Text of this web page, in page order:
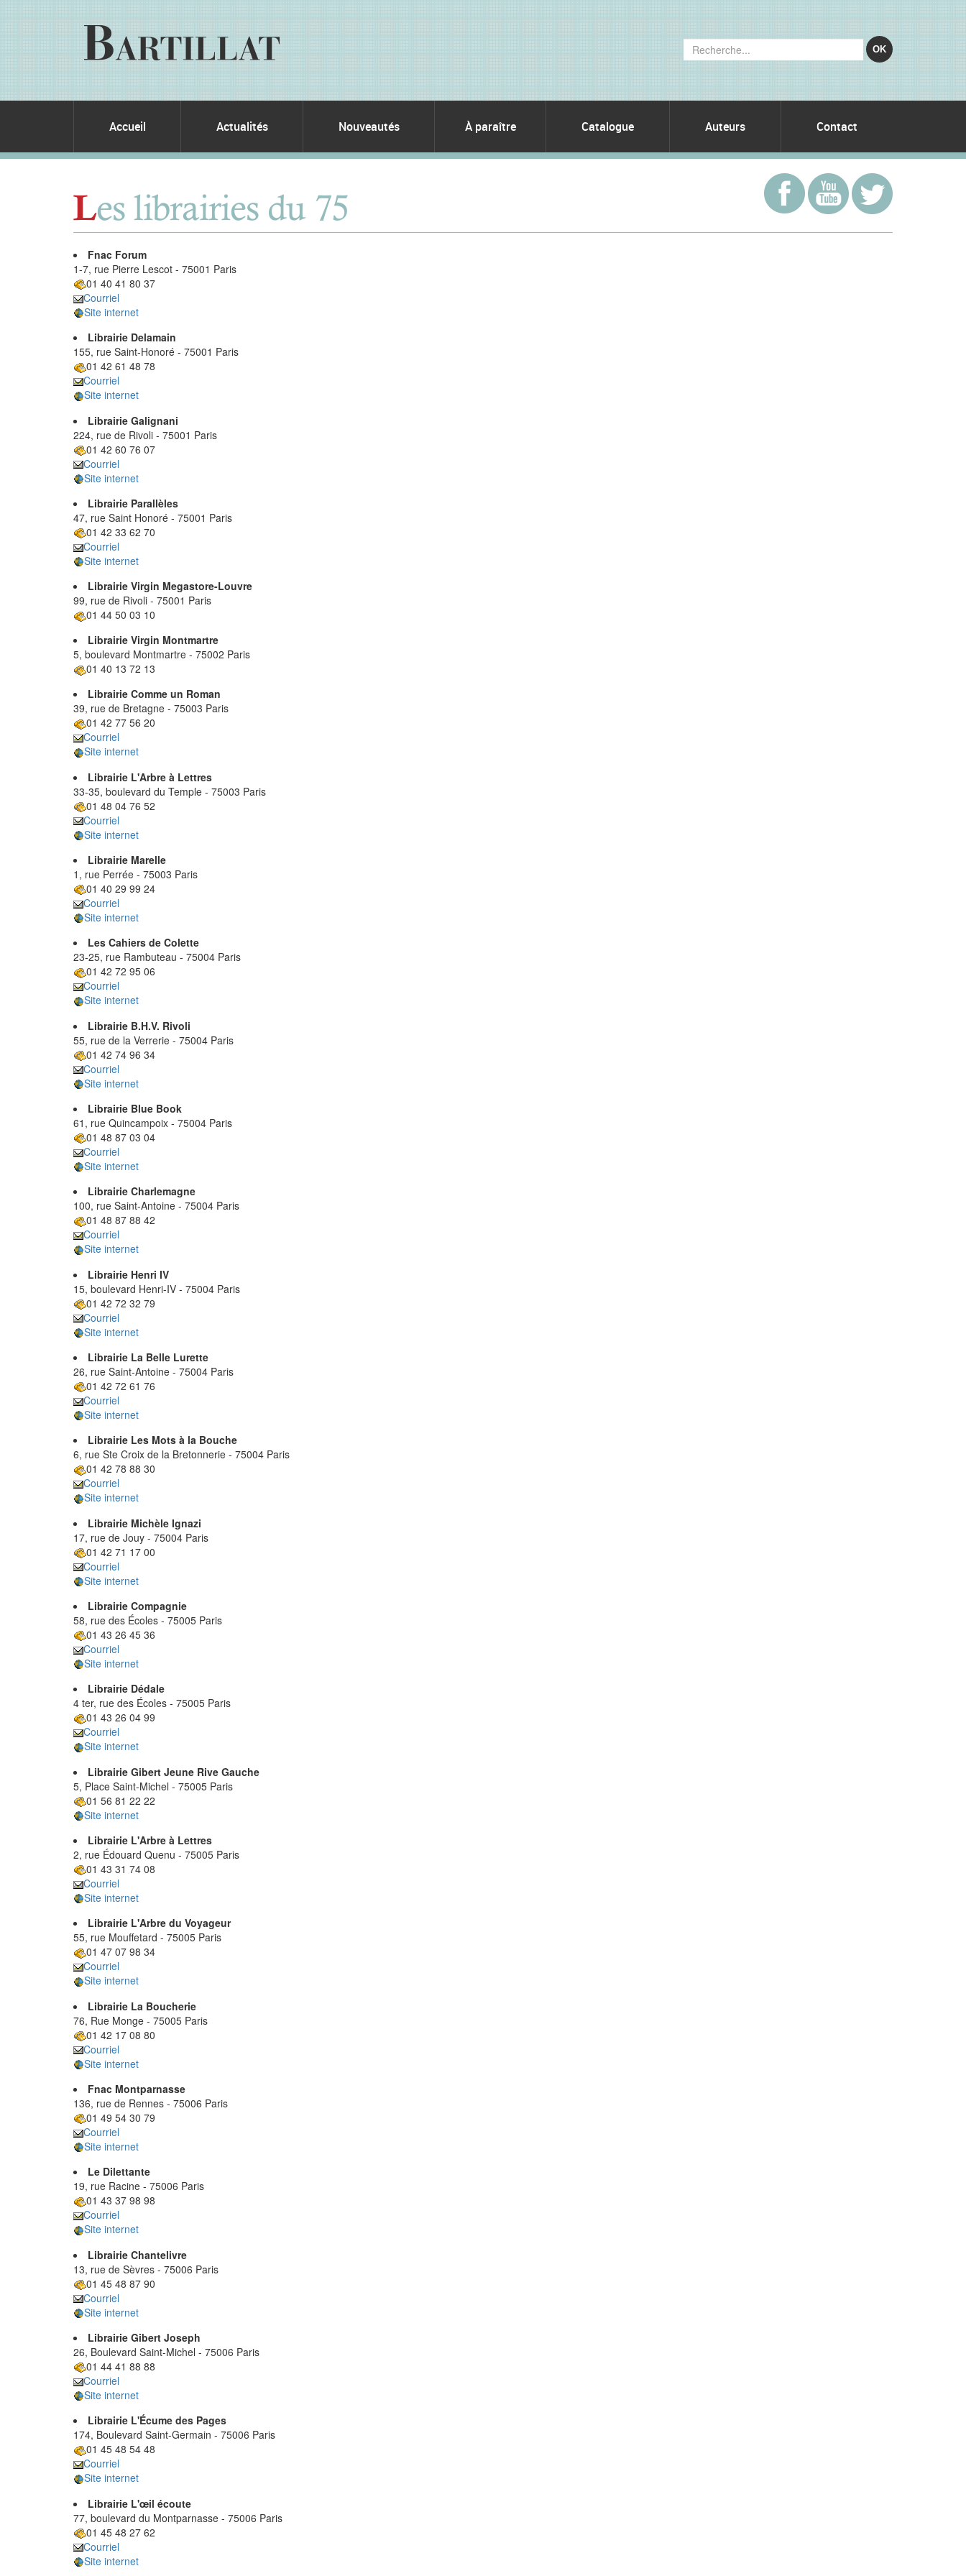
OK
Accueil Actualités Nouveautés À paraître Catalogue Auteurs Contact
Les librairies du 75
Fnac Forum
1-7, rue Pierre Lescot - 75001 Paris
01 40 41 80 37
Courriel
Site internet
Librairie Delamain
155, rue Saint-Honoré - 75001 Paris
01 42 61 48 78
Courriel
Site internet
Librairie Galignani
224, rue de Rivoli - 75001 Paris
01 42 60 76 07
Courriel
Site internet
Librairie Parallèles
47, rue Saint Honoré - 75001 Paris
01 42 33 62 70
Courriel
Site internet
Librairie Virgin Megastore-Louvre
99, rue de Rivoli - 75001 Paris
01 44 50 03 10
Librairie Virgin Montmartre
5, boulevard Montmartre - 75002 Paris
01 40 13 72 13
Librairie Comme un Roman
39, rue de Bretagne - 75003 Paris
01 42 77 56 20
Courriel
Site internet
Librairie L'Arbre à Lettres
33-35, boulevard du Temple - 75003 Paris
01 48 04 76 52
Courriel
Site internet
Librairie Marelle
1, rue Perrée - 75003 Paris
01 40 29 99 24
Courriel
Site internet
Les Cahiers de Colette
23-25, rue Rambuteau - 75004 Paris
01 42 72 95 06
Courriel
Site internet
Librairie B.H.V. Rivoli
55, rue de la Verrerie - 75004 Paris
01 42 74 96 34
Courriel
Site internet
Librairie Blue Book
61, rue Quincampoix - 75004 Paris
01 48 87 03 04
Courriel
Site internet
Librairie Charlemagne
100, rue Saint-Antoine - 75004 Paris
01 48 87 88 42
Courriel
Site internet
Librairie Henri IV
15, boulevard Henri-IV - 75004 Paris
01 42 72 32 79
Courriel
Site internet
Librairie La Belle Lurette
26, rue Saint-Antoine - 75004 Paris
01 42 72 61 76
Courriel
Site internet
Librairie Les Mots à la Bouche
6, rue Ste Croix de la Bretonnerie - 75004 Paris
01 42 78 88 30
Courriel
Site internet
Librairie Michèle Ignazi
17, rue de Jouy - 75004 Paris
01 42 71 17 00
Courriel
Site internet
Librairie Compagnie
58, rue des Écoles - 75005 Paris
01 43 26 45 36
Courriel
Site internet
Librairie Dédale
4 ter, rue des Écoles - 75005 Paris
01 43 26 04 99
Courriel
Site internet
Librairie Gibert Jeune Rive Gauche
5, Place Saint-Michel - 75005 Paris
01 56 81 22 22
Site internet
Librairie L'Arbre à Lettres
2, rue Édouard Quenu - 75005 Paris
01 43 31 74 08
Courriel
Site internet
Librairie L'Arbre du Voyageur
55, rue Mouffetard - 75005 Paris
01 47 07 98 34
Courriel
Site internet
Librairie La Boucherie
76, Rue Monge - 75005 Paris
01 42 17 08 80
Courriel
Site internet
Fnac Montparnasse
136, rue de Rennes - 75006 Paris
01 49 54 30 79
Courriel
Site internet
Le Dilettante
19, rue Racine - 75006 Paris
01 43 37 98 98
Courriel
Site internet
Librairie Chantelivre
13, rue de Sèvres - 75006 Paris
01 45 48 87 90
Courriel
Site internet
Librairie Gibert Joseph
26, Boulevard Saint-Michel - 75006 Paris
01 44 41 88 88
Courriel
Site internet
Librairie L'Écume des Pages
174, Boulevard Saint-Germain - 75006 Paris
01 45 48 54 48
Courriel
Site internet
Librairie L'œil écoute
77, boulevard du Montparnasse - 75006 Paris
01 45 48 27 62
Courriel
Site internet